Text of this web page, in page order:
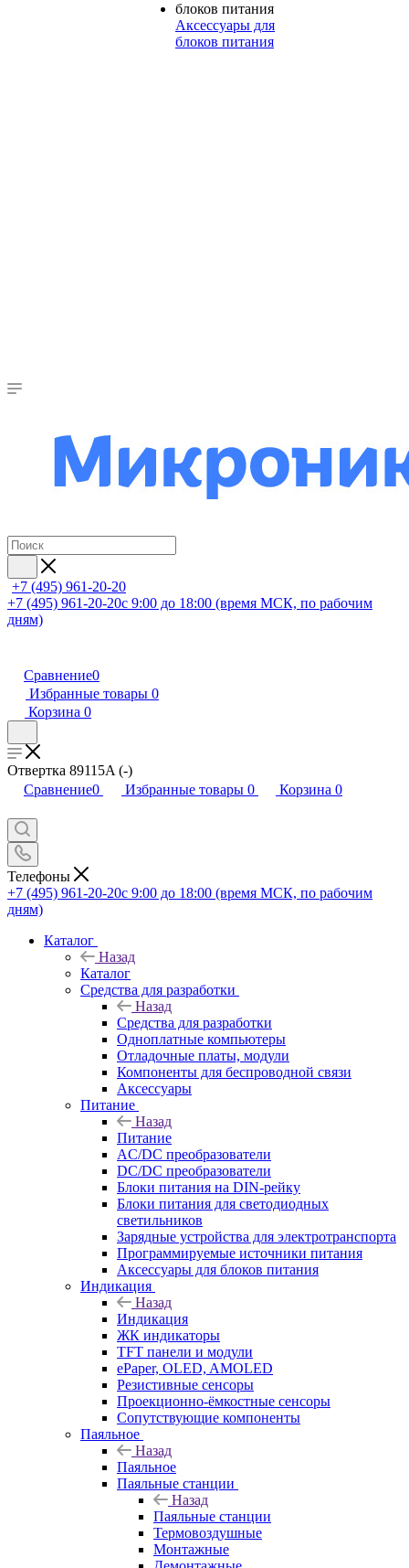
Аксессуары для
блоков питания
+7 (495) 961-20-20
+7 (495) 961-20-20с 9:00 до 18:00 (время МСК, по рабочим
дням)
Сравнение0
Избранные товары 0
Корзина 0
Отвертка 89115A (-)
Сравнение0 Избранные товары 0 Корзина 0
Телефоны
+7 (495) 961-20-20с 9:00 до 18:00 (время МСК, по рабочим
дням)
Каталог
Назад
Каталог
Средства для разработки
Назад
Средства для разработки
Одноплатные компьютеры
Отладочные платы, модули
Компоненты для беспроводной связи
Аксессуары
Питание
Назад
Питание
AC/DC преобразователи
DC/DC преобразователи
Блоки питания на DIN-рейку
Блоки питания для светодиодных
светильников
Зарядные устройства для электротранспорта
Программируемые источники питания
Аксессуары для блоков питания
Индикация
Назад
Индикация
ЖК индикаторы
TFT панели и модули
ePaper, OLED, AMOLED
Резистивные сенсоры
Проекционно-ёмкостные сенсоры
Сопутствующие компоненты
Паяльное
Назад
Паяльное
Паяльные станции
Назад
Паяльные станции
Термовоздушные
Монтажные